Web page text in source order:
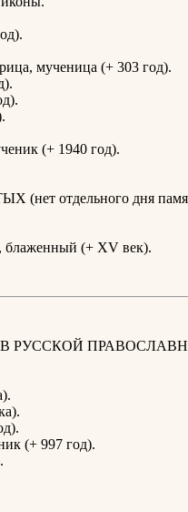
мученица (+ 303 год).
(+ 1940 год).
отдельного дня
блаженный (+ XV век).
РУССКОЙ
(+ 997 год).